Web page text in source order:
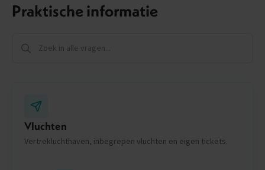
Praktische informatie
Vluchten
Vertrekluchthaven, inbegrepen vluchten en eigen tickets.